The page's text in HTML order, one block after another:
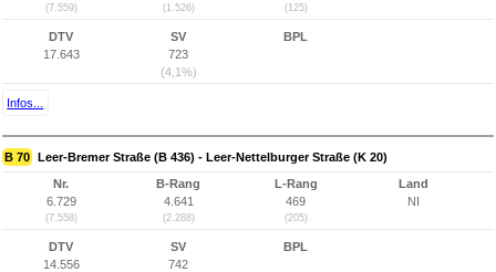
(7.559) (1.526) (125)
DTV
17.643
SV
723
(4,1%)
BPL
Infos...
B 70 Leer-Bremer Straße (B 436) - Leer-Nettelburger Straße (K 20)
Nr.
6.729
(7.558)
B-Rang
4.641
(2.288)
L-Rang
469
(205)
Land
NI
DTV
14.556
SV
742
BPL